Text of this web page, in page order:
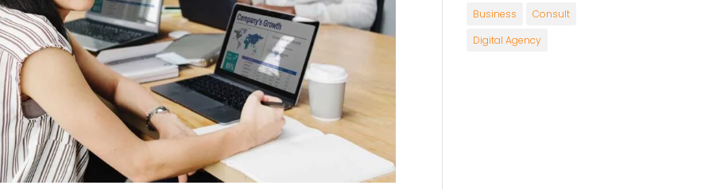
Business
Consult
Digital Agency